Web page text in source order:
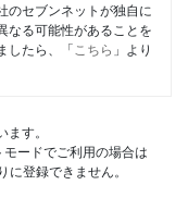
のセブンネットが独自に
なる可能性があることを
したら、「 こちら 」より
ます。
ードでご利用の場合は
登録できません。